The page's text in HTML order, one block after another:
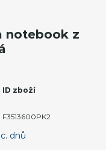
notebook z
ID zboží
dnů
F3513600PK2